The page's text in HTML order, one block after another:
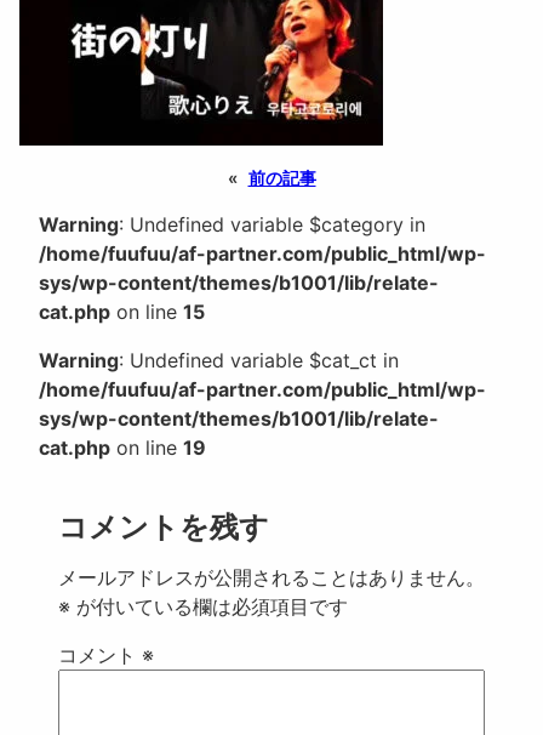
« 前の記事
Warning: Undefined variable $category in
/home/fuufuu/af-partner.com/public_html/wp-
sys/wp-content/themes/b1001/lib/relate-
cat.php on line 15
Warning: Undefined variable $cat_ct in
/home/fuufuu/af-partner.com/public_html/wp-
sys/wp-content/themes/b1001/lib/relate-
cat.php on line 19
コメントを残す
メールアドレスが公開されることはありません。
※ が付いている欄は必須項目です
コメント ※